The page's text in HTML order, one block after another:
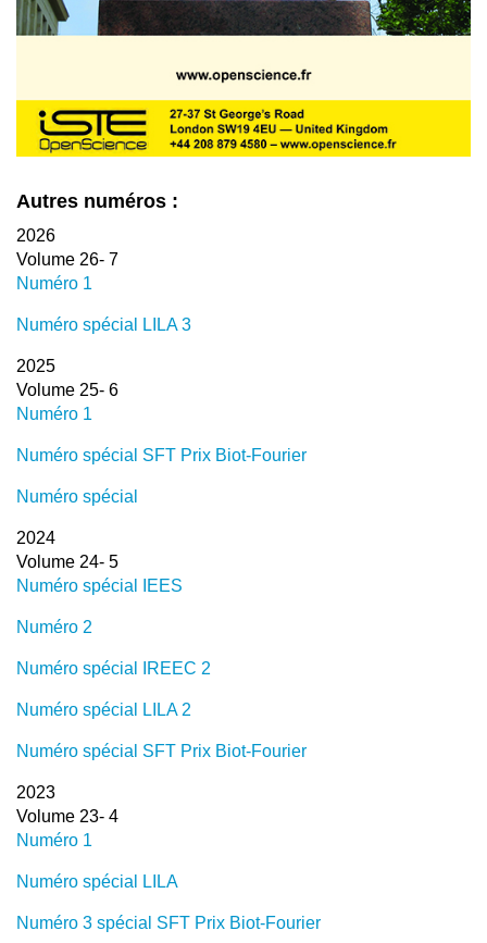
Autres numéros :
2026
Volume 26- 7
Numéro 1
Numéro spécial LILA 3
2025
Volume 25- 6
Numéro 1
Numéro spécial SFT Prix Biot-Fourier
Numéro spécial
2024
Volume 24- 5
Numéro spécial IEES
Numéro 2
Numéro spécial IREEC 2
Numéro spécial LILA 2
Numéro spécial SFT Prix Biot-Fourier
2023
Volume 23- 4
Numéro 1
Numéro spécial LILA
Numéro 3 spécial SFT Prix Biot-Fourier